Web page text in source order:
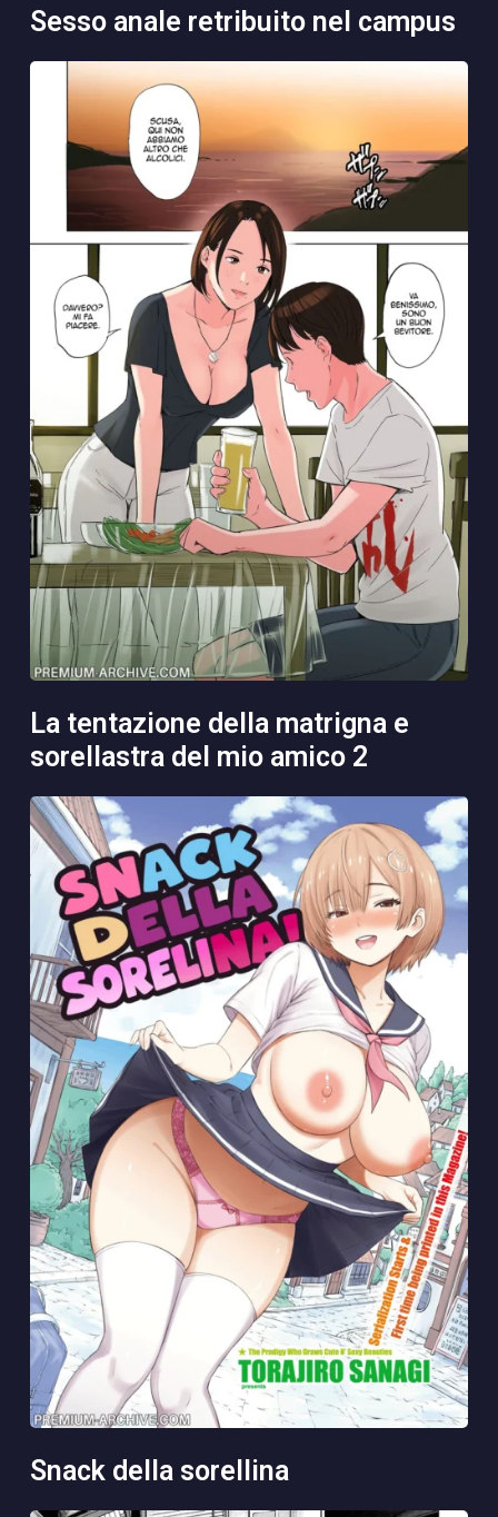
sesso anale retribuito nel campus
la tentazione della matrigna e
sorellastra del mio amico 2
snack della sorellina